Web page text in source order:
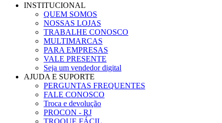
INSTITUCIONAL
QUEM SOMOS
NOSSAS LOJAS
TRABALHE CONOSCO
MULTIMARCAS
PARA EMPRESAS
VALE PRESENTE
Seja um vendedor digital
AJUDA E SUPORTE
PERGUNTAS FREQUENTES
FALE CONOSCO
Troca e devolução
PROCON - RJ
TROQUE FÁCIL